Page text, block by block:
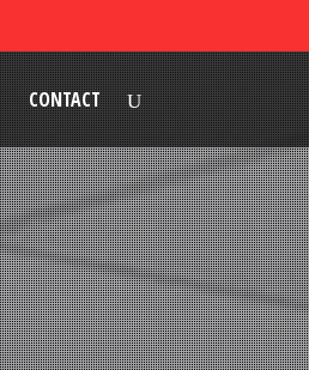
CONTACT